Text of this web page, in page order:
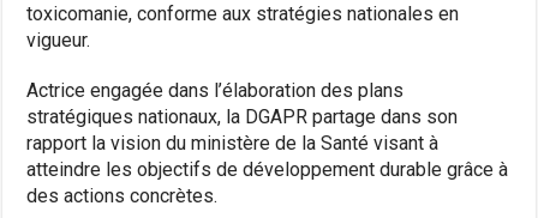
toxicomanie, conforme aux stratégies nationales en
vigueur.
Actrice engagée dans l’élaboration des plans
stratégiques nationaux, la DGAPR partage dans son
rapport la vision du ministère de la Santé visant à
atteindre les objectifs de développement durable grâce à
des actions concrètes.